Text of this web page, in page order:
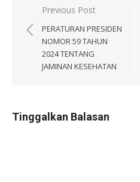
Navigasi
pos
Previous Post
PERATURAN PRESIDEN
NOMOR 59 TAHUN
2024 TENTANG
JAMINAN KESEHATAN
Tinggalkan Balasan